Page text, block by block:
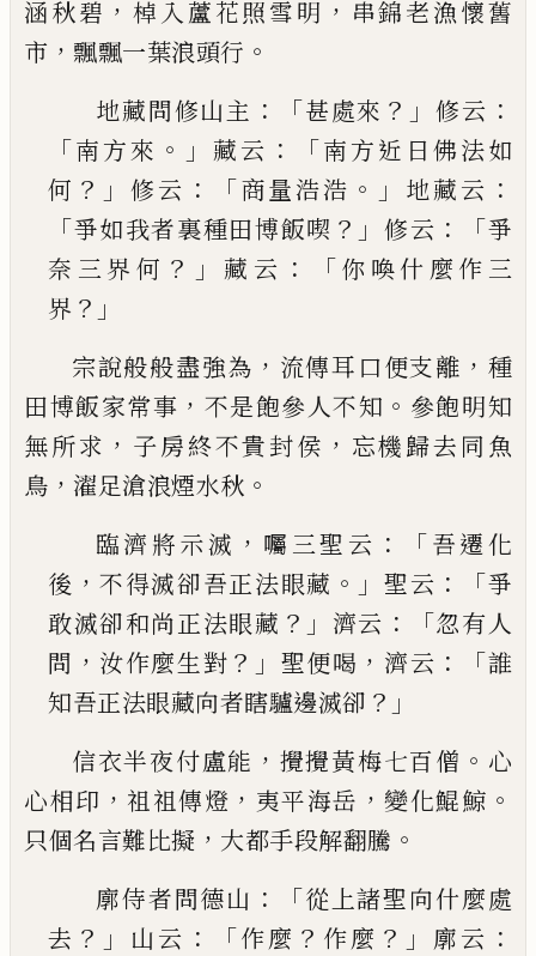
涵秋碧 ，棹入蘆花照雪明 ， 串錦老漁懷舊
市 ， 飄飄一葉浪頭行 。
地藏問修山主 ：「甚處來 ？」 修云 ：
「南方來 。」 藏云 ：「南方近 日佛法如
何 ？」 修云 ：「商量浩浩 。」 地藏云 ：
「爭如我者裏種田博飯喫 ？」修云 ：「爭
奈三界何 ？」 藏云 ：「你喚什麼作 三
界 ？」
宗說般般盡強為 ， 流傳耳口便支離 ， 種
田博飯家常事 ， 不是飽參人不知 。 參飽明知
無所求 ， 子房終不貴封侯 ， 忘機歸去同魚
鳥 ， 濯足滄浪煙水秋 。
臨濟將示滅 ， 囑三聖云 ：「吾遷化
後 ，不得滅卻吾正法眼藏 。」聖云 ：「爭
敢滅卻和尚正法眼藏 ？」 濟云 ：「忽有人
問 ， 汝作麼生對 ？」 聖便喝 ， 濟云 ：「誰
知吾正法眼藏向者瞎驢邊滅卻 ？」
信衣半夜付盧能 ， 攪攪黃梅七百僧 。 心
心相印 ， 祖祖傳燈 ， 夷平海岳 ，變化鯤鯨 。
只個名言難比擬 ， 大都手段解翻騰 。
廓侍者問德山 ：「從上諸聖向什麼處
去 ？」 山云 ：「作麼 ？ 作麼 ？」 廓云 ：